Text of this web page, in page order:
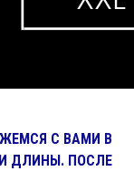
С ВАМИ В
И ДЛИНЫ. ПОСЛЕ